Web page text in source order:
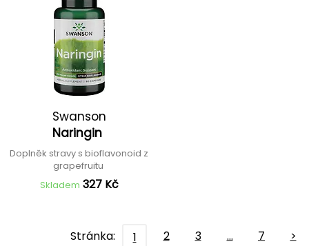
Swanson
Naringin
Doplněk stravy s bioflavonoid z
grapefruitu
Skladem 327 Kč
Stránka: 1 2 3 … 7 >